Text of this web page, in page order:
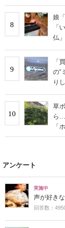
8
娘
「
仏」
9
「
の“
り
10
草
ら
「
アンケート
実施中
声が好き
回答数：